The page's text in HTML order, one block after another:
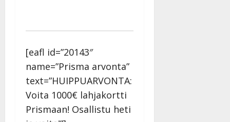
[eafl id=”20143″
name=”Prisma arvonta”
text=”HUIPPUARVONTA:
Voita 1000€ lahjakortti
Prismaan! Osallistu heti